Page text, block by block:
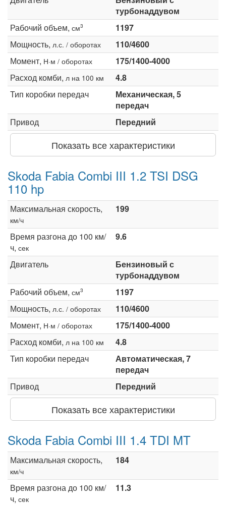
турбонаддувом
Рабочий объем, см3
1197
Мощность, л.с. / оборотах
110/4600
Момент, Н·м / оборотах
175/1400-4000
Расход комби, л на 100 км
4.8
Тип коробки передач
Механическая, 5
передач
Привод
Передний
Показать все характеристики
Skoda Fabia Combi III 1.2 TSI DSG
110 hp
Максимальная скорость,
км/ч
199
Время разгона до 100 км/
ч, сек
9.6
Двигатель
Бензиновый с
турбонаддувом
Рабочий объем, см3
1197
Мощность, л.с. / оборотах
110/4600
Момент, Н·м / оборотах
175/1400-4000
Расход комби, л на 100 км
4.8
Тип коробки передач
Автоматическая, 7
передач
Привод
Передний
Показать все характеристики
Skoda Fabia Combi III 1.4 TDI MT
Максимальная скорость,
км/ч
184
Время разгона до 100 км/
ч, сек
11.3